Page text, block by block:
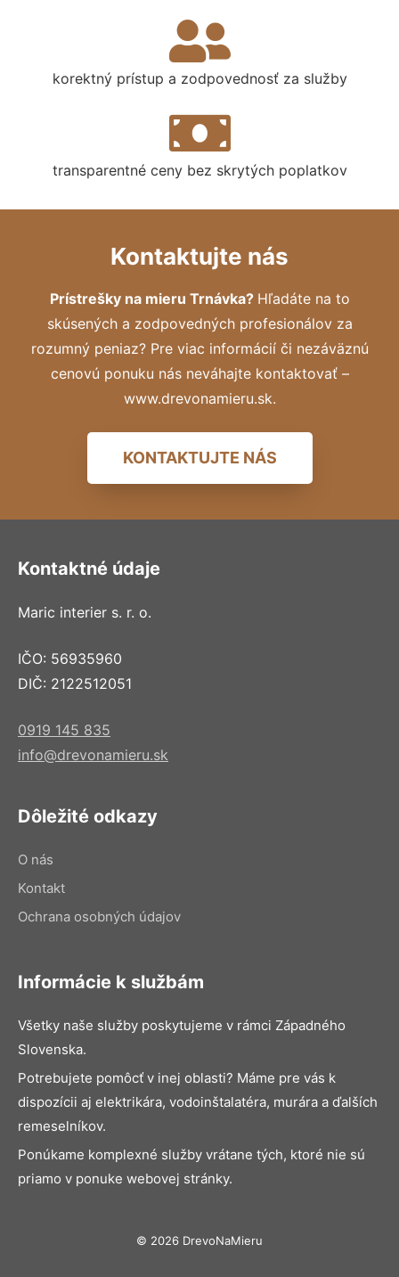
korektný prístup a zodpovednosť za služby
transparentné ceny bez skrytých poplatkov
Kontaktujte nás
Prístrešky na mieru Trnávka? Hľadáte na to
skúsených a zodpovedných profesionálov za
rozumný peniaz? Pre viac informácií či nezáväznú
cenovú ponuku nás neváhajte kontaktovať –
www.drevonamieru.sk.
KONTAKTUJTE NÁS
Kontaktné údaje
Maric interier s. r. o.
IČO: 56935960
DIČ: 2122512051
0919 145 835
info@drevonamieru.sk
Dôležité odkazy
O nás
Kontakt
Ochrana osobných údajov
Informácie k službám
Všetky naše služby poskytujeme v rámci Západného
Slovenska.
Potrebujete pomôcť v inej oblasti? Máme pre vás k
dispozícii aj elektrikára, vodoinštalatéra, murára a ďalších
remeselníkov.
Ponúkame komplexné služby vrátane tých, ktoré nie sú
priamo v ponuke webovej stránky.
© 2026 DrevoNaMieru